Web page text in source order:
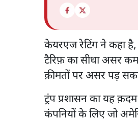
केयरएज रेटिंग ने कहा है,
टैरिफ़ का सीधा असर कम
क़ीमतों पर असर पड़
ट्रंप प्रशासन का यह
कंपनियों के लिए जो